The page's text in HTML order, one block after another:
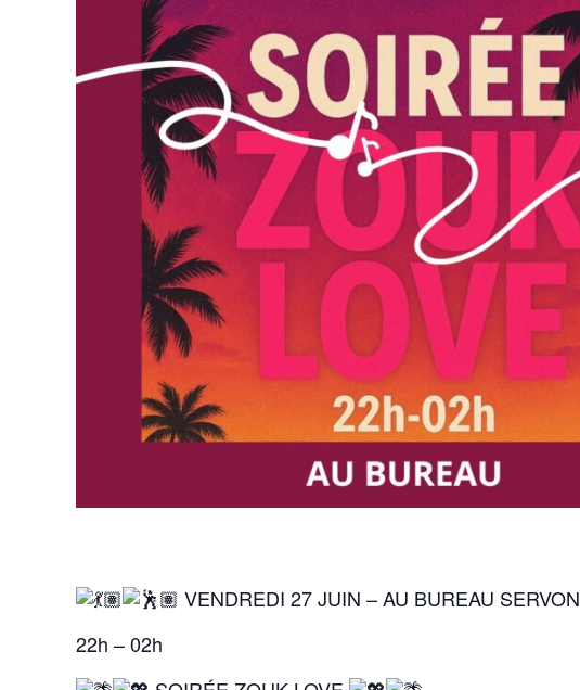
VENDREDI 27 JUIN – AU BUREAU SERVON
22h – 02h